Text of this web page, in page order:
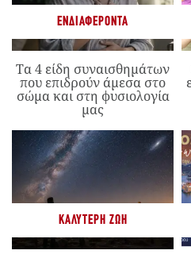
ΕΝΔΙΑΦΈΡΟΝΤΑ
Τα 4 είδη συναισθημάτων
που επιδρούν άμεσα στο
σώμα και στη φυσιολογία
μας
ΚΑΛΎΤΕΡΗ ΖΩΉ